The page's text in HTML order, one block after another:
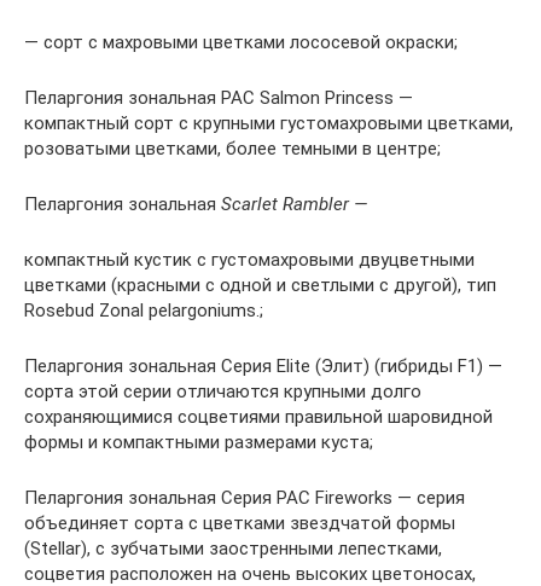
— сорт с махровыми цветками лососевой окраски;
Пеларгония зональная PAC Salmon Princess —
компактный сорт с крупными густомахровыми цветками,
розоватыми цветками, более темными в центре;
Пеларгония зональная Scarlet Rambler —
компактный кустик с густомахровыми двуцветными
цветками (красными с одной и светлыми с другой), тип
Rosebud Zonal pelargoniums.;
Пеларгония зональная Серия Elite (Элит) (гибриды F1) —
сорта этой серии отличаются крупными долго
сохраняющимися соцветиями правильной шаровидной
формы и компактными размерами куста;
Пеларгония зональная Серия PAC Fireworks — серия
объединяет сорта с цветками звездчатой формы
(Stellar), с зубчатыми заостренными лепестками,
соцветия расположен на очень высоких цветоносах,